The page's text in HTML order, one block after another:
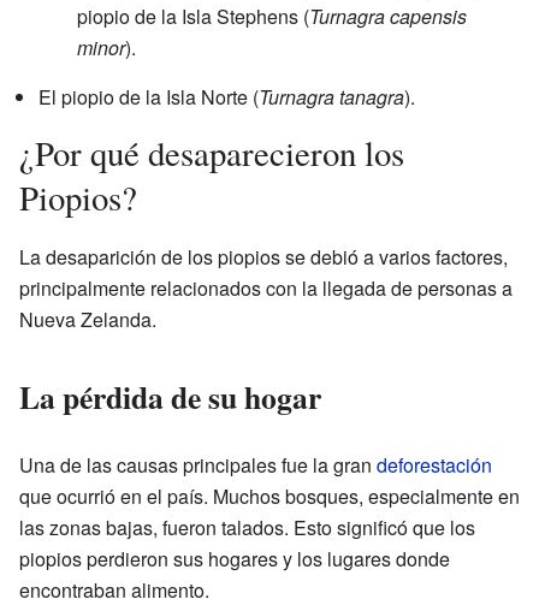
piopio de la Isla Stephens (Turnagra capensis
minor).
El piopio de la Isla Norte (Turnagra tanagra).
¿Por qué desaparecieron los
Piopios?
La desaparición de los piopios se debió a varios factores,
principalmente relacionados con la llegada de personas a
Nueva Zelanda.
La pérdida de su hogar
Una de las causas principales fue la gran deforestación
que ocurrió en el país. Muchos bosques, especialmente en
las zonas bajas, fueron talados. Esto significó que los
piopios perdieron sus hogares y los lugares donde
encontraban alimento.